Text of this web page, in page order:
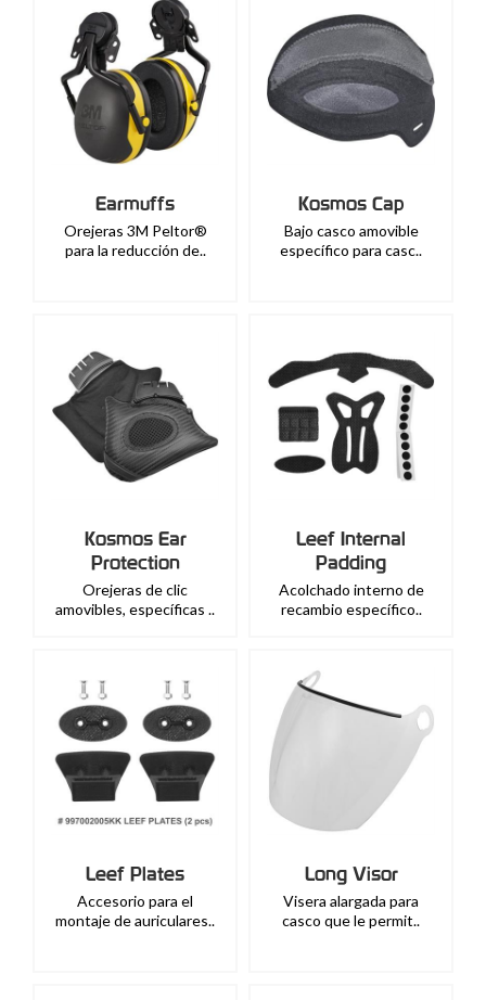
Earmuffs
Orejeras 3M Peltor®
para la reducción de..
Kosmos Cap
Bajo casco amovible
específico para casc..
Kosmos Ear
Protection
Orejeras de clic
amovibles, específicas ..
Leef Internal
Padding
Acolchado interno de
recambio específico..
Leef Plates
Accesorio para el
montaje de auriculares..
Long Visor
Visera alargada para
casco que le permit..